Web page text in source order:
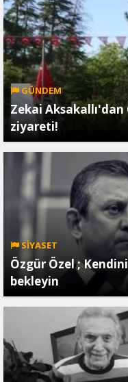
GÜNDEM
Zekai
ziyareti!
SİYASET
Özgür Özel ;
bekleyin